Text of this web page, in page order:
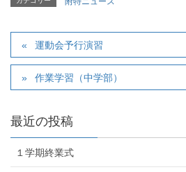
運動会予行演習
作業学習（中学部）
最近の投稿
１学期終業式